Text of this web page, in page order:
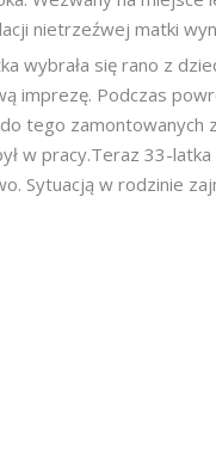
nietrzeźwej matki
wybrała się rano z
imprezę. Podczas
tego zamontowanych
w pracy.Teraz 33-
Sytuacją w rodzinie